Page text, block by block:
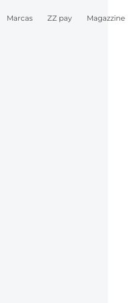
Marcas ZZ pay Magazzine